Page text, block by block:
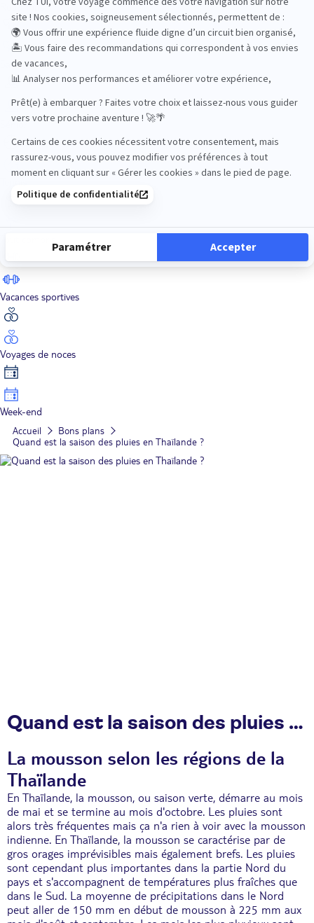
Road Trips
Safari
Sénior
Vacances sportives
Voyages de noces
Week-end
Accueil
Bons plans
Quand est la saison des pluies en Thaïlande ?
Quand est la saison des pluies en Thaïlande ?
La mousson selon les régions de la
Thaïlande
En Thaïlande, la mousson, ou saison verte, démarre au mois
de mai et se termine au mois d'octobre. Les pluies sont
alors très fréquentes mais ça n'a rien à voir avec la mousson
indienne. En Thaïlande, la mousson se caractérise par de
gros orages imprévisibles mais également brefs. Les pluies
sont cependant plus importantes dans la partie Nord du
pays et s'accompagnent de températures plus fraîches que
dans le Sud. La moyenne de précipitations dans le Nord
peut aller de 150 mm en début de mousson à 225 mm aux